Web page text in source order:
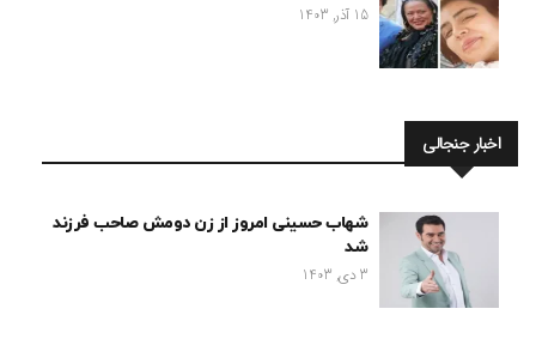
15 آذر, 1403
اخبار جنجالی
شهاب حسینی امروز از زن دومش صاحب فرزند
شد
3 دی, 1403